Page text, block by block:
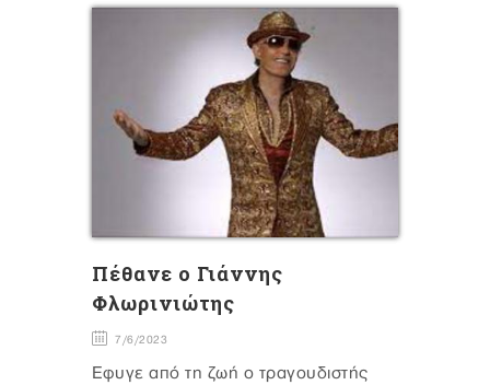
Πέθανε ο Γιάννης
Φλωρινιώτης
7/6/2023
Έφυγε από τη ζωή ο τραγουδιστής